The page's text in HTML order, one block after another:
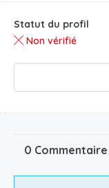
Statut du profil
Non vérifié
0 Commentaire